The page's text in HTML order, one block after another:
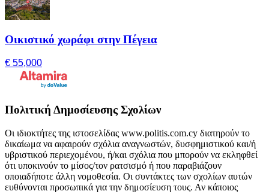
Οικιστικό χωράφι στην Πέγεια
€ 55,000
Πολιτική Δημοσίευσης Σχολίων
Οι ιδιοκτήτες της ιστοσελίδας www.politis.com.cy διατηρούν το
δικαίωμα να αφαιρούν σχόλια αναγνωστών, δυσφημιστικού και/ή
υβριστικού περιεχομένου, ή/και σχόλια που μπορούν να εκληφθεί
ότι υποκινούν το μίσος/τον ρατσισμό ή που παραβιάζουν
οποιαδήποτε άλλη νομοθεσία. Οι συντάκτες των σχολίων αυτών
ευθύνονται προσωπικά για την δημοσίευση τους. Αν κάποιος